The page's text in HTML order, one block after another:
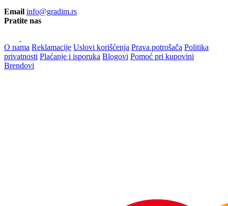
Email info@gradim.rs
Pratite nas
O nama Reklamacije Uslovi korišćenja Prava potrošača Politika
privatnosti Plaćanje i isporuka Blogovi Pomoć pri kupovini
Brendovi